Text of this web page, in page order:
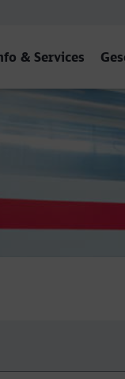
& Services